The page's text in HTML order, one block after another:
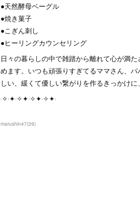
●天然酵母ベーグル
●焼き菓子
●こぎん刺し
●ヒーリングカウンセリング
日々の暮らしの中で雑踏から離れて心が満
めます。いつも頑張りすぎてるママさん、
しい、緩くて優しい繋がりを作るきっかけに
‧✧‧✦‧✧✦‧✧✦‧✧✦‧
marushin47(39)